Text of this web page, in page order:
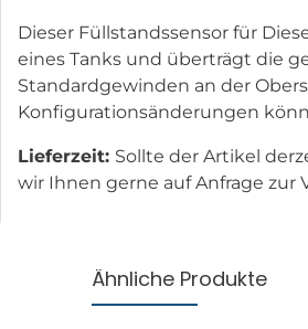
Dieser Füllstandssensor für
eines Tanks und überträgt die
Standardgewinden an der
Konfigurationsänderungen
Lieferzeit: Sollte der Artikel
wir Ihnen gerne auf Anfrage zur
Ähnliche Produkte